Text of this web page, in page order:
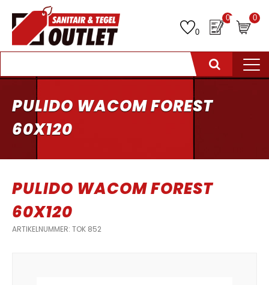
0
0 0
PULIDO WACOM FOREST
60X120
PULIDO WACOM FOREST
60X120
ARTIKELNUMMER: TOK 852